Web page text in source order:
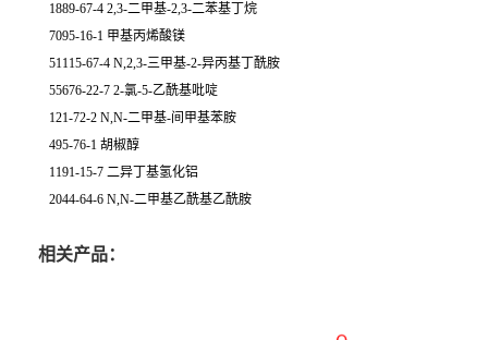
1889-67-4 2,3-二甲基-2,3-二苯基丁烷
7095-16-1 甲基丙烯酸镁
51115-67-4 N,2,3-三甲基-2-异丙基丁酰胺
55676-22-7 2-氯-5-乙酰基吡啶
121-72-2 N,N-二甲基-间甲基苯胺
495-76-1 胡椒醇
1191-15-7 二异丁基氢化铝
2044-64-6 N,N-二甲基乙酰基乙酰胺
相关产品：